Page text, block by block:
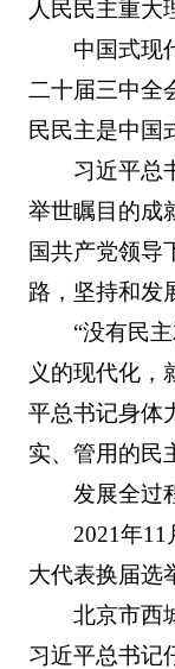
人民民主重大
中国式现
二十届三中全
民民主是中国
习近平总
举世瞩目的成
国共产党领导
路，坚持和发
“没有民
义的现代化，
平总书记身体
实、管用的民
发展全过
2021年
大代表换届选
北京市西
习近平总书记